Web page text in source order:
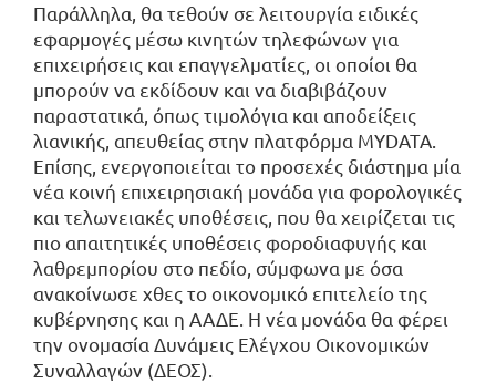
Παράλληλα, θα τεθούν σε λειτουργία ειδικές
εφαρμογές μέσω κινητών τηλεφώνων για
επιχειρήσεις και επαγγελματίες, οι οποίοι θα
μπορούν να εκδίδουν και να διαβιβάζουν
παραστατικά, όπως τιμολόγια και αποδείξεις
λιανικής, απευθείας στην πλατφόρμα MYDATA.
Επίσης, ενεργοποιείται το προσεχές διάστημα μία
νέα κοινή επιχειρησιακή μονάδα για φορολογικές
και τελωνειακές υποθέσεις, που θα χειρίζεται τις
πιο απαιτητικές υποθέσεις φοροδιαφυγής και
λαθρεμπορίου στο πεδίο, σύμφωνα με όσα
ανακοίνωσε χθες το οικονομικό επιτελείο της
κυβέρνησης και η ΑΑΔΕ. Η νέα μονάδα θα φέρει
την ονομασία Δυνάμεις Ελέγχου Οικονομικών
Συναλλαγών (ΔΕΟΣ).